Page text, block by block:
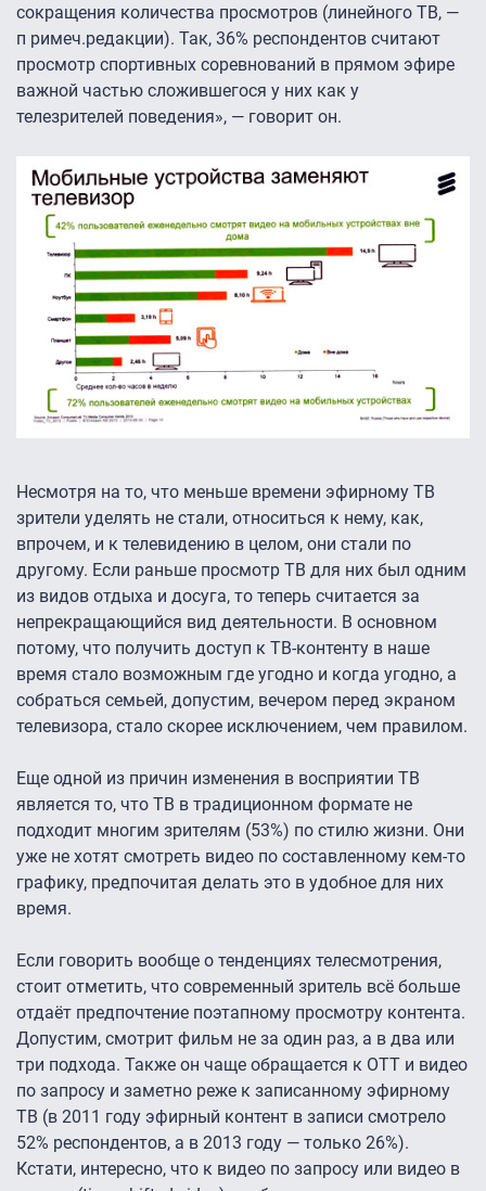
сокращения количества просмотров (линейного ТВ, —
п римеч.редакции). Так, 36% респондентов считают
просмотр спортивных соревнований в прямом эфире
важной частью сложившегося у них как у
телезрителей поведения», — говорит он.
Несмотря на то, что меньше времени эфирному ТВ
зрители уделять не стали, относиться к нему, как,
впрочем, и к телевидению в целом, они стали по
другому. Если раньше просмотр ТВ для них был одним
из видов отдыха и досуга, то теперь считается за
непрекращающийся вид деятельности. В основном
потому, что получить доступ к ТВ-контенту в наше
время стало возможным где угодно и когда угодно, а
собраться семьей, допустим, вечером перед экраном
телевизора, стало скорее исключением, чем правилом.
Еще одной из причин изменения в восприятии ТВ
является то, что ТВ в традиционном формате не
подходит многим зрителям (53%) по стилю жизни. Они
уже не хотят смотреть видео по составленному кем-то
графику, предпочитая делать это в удобное для них
время.
Если говорить вообще о тенденциях телесмотрения,
стоит отметить, что современный зритель всё больше
отдаёт предпочтение поэтапному просмотру контента.
Допустим, смотрит фильм не за один раз, а в два или
три подхода. Также он чаще обращается к OTT и видео
по запросу и заметно реже к записанному эфирному
ТВ (в 2011 году эфирный контент в записи смотрело
52% респондентов, а в 2013 году — только 26%).
Кстати, интересно, что к видео по запросу или видео в